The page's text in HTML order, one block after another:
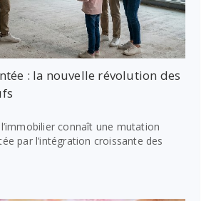
: la nouvelle révolution des
l’immobilier connaît une mutation
par l’intégration croissante des